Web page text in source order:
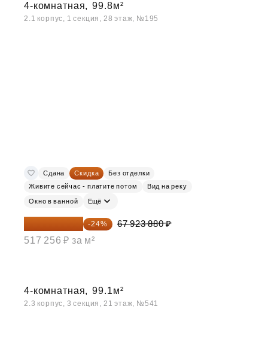
4-комнатная, 99.8м²
2.1 корпус, 1 секция, 28 этаж, №195
Сдана Скидка
Без отделки
Живите сейчас - платите потом
Вид на реку
Окно в ванной Ещё
51 622 149 ₽ -24%
67 923 880 ₽
517 256 ₽ за м²
4-комнатная, 99.1м²
2.3 корпус, 3 секция, 21 этаж, №541